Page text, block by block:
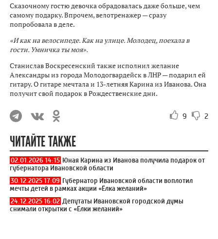
Сказочному гостю девочка обрадовалась даже больше, чем
самому подарку. Впрочем, велотренажер — сразу
попробовала в деле.
«И как на велосипеде. Как на улице. Молодец, поехала в
гости. Умничка ты моя».
Станислав Воскресенский также исполнил желание
Александры из города Молодогвардейск в ЛНР — подарил ей
гитару. О гитаре мечтала и 13-летняя Карина из Иванова. Она
получит свой подарок в Рождественские дни.
9 2
ЧИТАЙТЕ ТАКЖЕ
02.01.2026 14:15 Юная Карина из Иванова получила подарок от
губернатора Ивановской области
30.12.2025 17:09 Губернатор Ивановской области воплотил
мечты детей в рамках акции «Ёлка желаний»
24.12.2025 16:02 Депутаты Ивановской городской думы
снимали открытки с «Ёлки желаний»